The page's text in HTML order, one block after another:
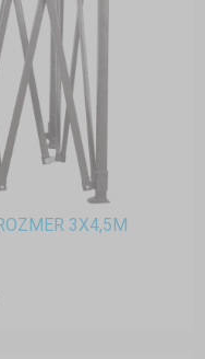
3X4,5M